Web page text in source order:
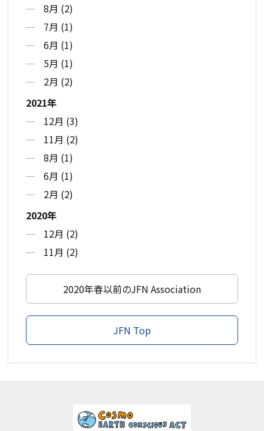
8月 (2)
7月 (1)
6月 (1)
5月 (1)
2月 (2)
2021年
12月 (3)
11月 (2)
8月 (1)
6月 (1)
2月 (2)
2020年
12月 (2)
11月 (2)
2020年春以前のJFN Association
JFN Top